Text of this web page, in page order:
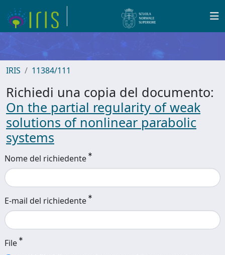
IRIS 11384/111
Richiedi una copia del documento:
On the partial regularity of weak
solutions of nonlinear parabolic
systems
Nome del richiedente
E-mail del richiedente
File